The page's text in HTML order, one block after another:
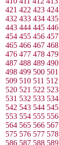
421 422 423 424
432 433 434 435
443 444 445 446
454 455 456 457
465 466 467 468
476 477 478 479
487 488 489 490
498 499 500 501
509 510 511 512
520 521 522 523
531 532 533 534
542 543 544 545
553 554 555 556
564 565 566 567
575 576 577 578
586 587 588 589